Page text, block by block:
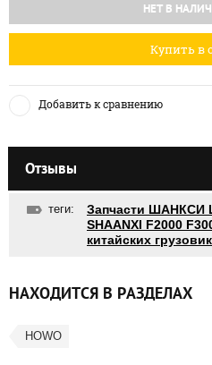
НЕТ В
Купить в
Добавить к сравнению
Отзывы
теги:
Запчасти ШАНКСИ
SHAANXI F2000
китайских
НАХОДИТСЯ В РАЗДЕЛАХ
HOWO